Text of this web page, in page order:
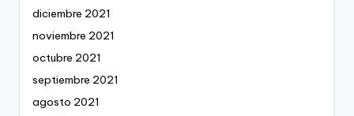
diciembre 2021
noviembre 2021
octubre 2021
septiembre 2021
agosto 2021